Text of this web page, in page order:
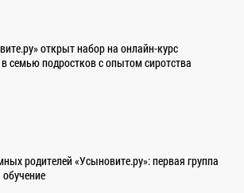
открыт набор на онлайн-курс
семью подростков с опытом сиротства
родителей «Усыновите.ру»: первая группа